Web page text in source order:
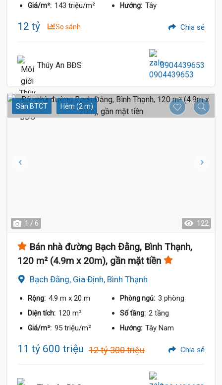
Giá/m²: 143 triệu/m² Hướng: Tây
12 tỷ So sánh Chia sẻ
Thúy An BĐS 0904439653
Sàn BTCT Hẻm (2 m)
1 / 6 122
Bán nhà đường Bạch Đằng, Bình Thạnh,
120 m² (4.9m x 20m), gần mặt tiền
Bạch Đằng, Gia Định, Bình Thạnh
Rộng: 4.9 m x 20 m Phòng ngủ: 3 phòng
Diện tích: 120 m² Số tầng: 2 tầng
Giá/m²: 95 triệu/m² Hướng: Tây Nam
11 tỷ 600 triệu 12 tỷ 300 triệu Chia sẻ